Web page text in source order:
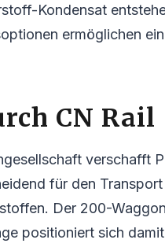
Kondensat
ermöglichen
CN Rail
verschafft
für den
Der 200-
positioniert sich